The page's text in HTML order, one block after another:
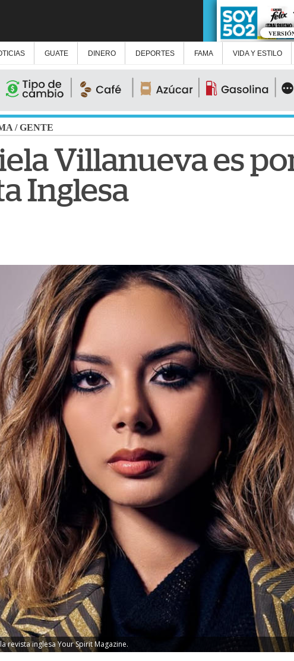
GUATE DINERO DEPORTES FAMA VIDA Y ESTILO
/GENTE
Villanueva es
Inglesa
revista inglesa Your Spirit Magazine.